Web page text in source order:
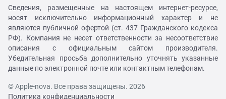
Сведения, размещенные на настоящем интернет-ресурсе,
носят исключительно информационный характер и не
являются публичной офертой (ст. 437 Гражданского кодекса
РФ). Компания не несет ответственности за несоответствие
описания с официальным сайтом производителя.
Убедительная просьба дополнительно уточнять указанные
данные по электронной почте или контактным телефонам.
© Apple-nova. Все права защищены. 2026
Политика конфиденциальности